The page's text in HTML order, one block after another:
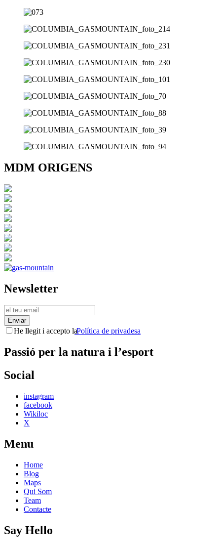
MDM ORIGENS
Newsletter
Enviar
He llegit i accepto laPolítica de privadesa
Passió per la natura i l’esport
Social
instagram
facebook
Wikiloc
X
Menu
Home
Blog
Maps
Qui Som
Team
Contacte
Say Hello